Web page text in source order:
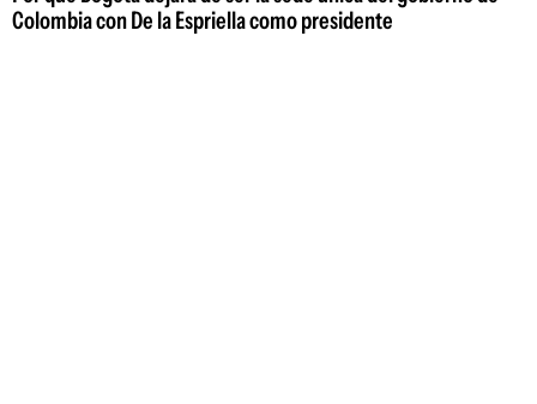
Colombia con De la Espriella como presidente